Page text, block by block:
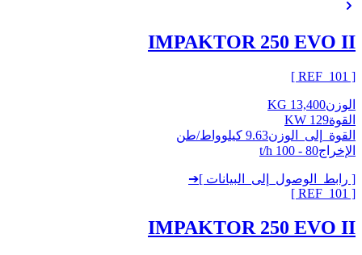
IMPAKTOR 250 EVO II
[ REF_
101
]
الوزن13,400 KG
القوة129 KW
القوة_إلى_الوزن9.63 كيلوواط/طن
الإخراج80 - 100 t/h
[ رابط_الوصول_إلى_البيانات ]➔
[ REF_
101
]
IMPAKTOR 250 EVO II